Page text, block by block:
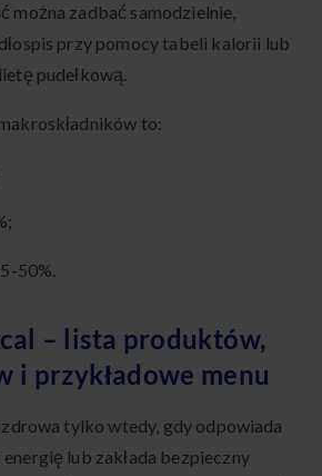
można zadbać samodzielnie,
przy pomocy tabeli kalorii lub
pudełkową.
to:
50%.
– lista produktów,
i przykładowe menu
tylko wtedy, gdy odpowiada
lub zakłada bezpieczny